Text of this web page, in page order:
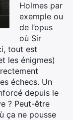
Holmes par
exemple ou
de l’opus
où Sir
tout est
les énigmes)
échecs. Un
depuis le
? Peut-être
ça ne pousse